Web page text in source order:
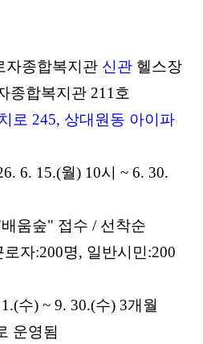
자종합복지관 신관 헬스장
종합복지관 211 호
로 245, 상대원동 아이파
6. 15.(월) 10시~ 6. 30.
배움숲" 접수/ 선착순
로자:200명, 일반시민:200
수) ~ 9. 30.(수) 3개월
운영됨